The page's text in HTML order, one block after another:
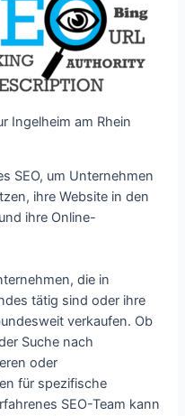
Ingelheim am Rhein
SEO, um Unternehmen
ihre Website in den
ihre Online-
die in
tätig sind oder ihre
verkaufen. Ob
Suche nach
oder
für spezifische
SEO-Team kann